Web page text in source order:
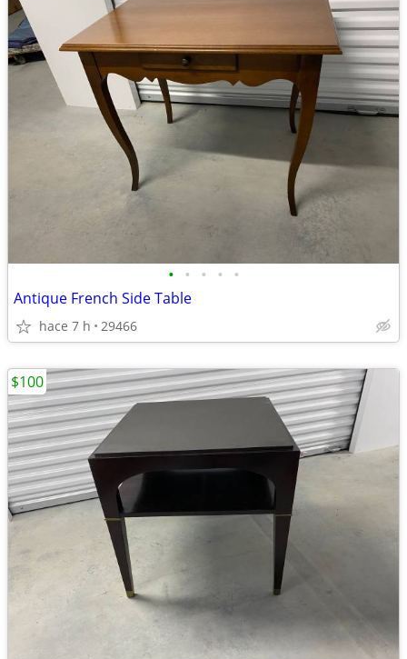
• • • • •
Antique French Side Table
hace 7 h 29466
$100